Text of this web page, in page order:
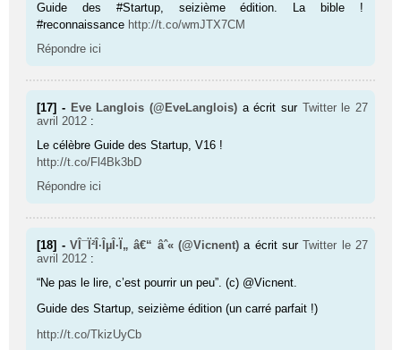
Guide des #Startup, seizième édition. La bible !
#reconnaissance http://t.co/wmJTX7CM
Répondre ici
[17] - Eve Langlois (@EveLanglois) a écrit sur Twitter le 27
avril 2012 :
Le célèbre Guide des Startup, V16 !
http://t.co/Fl4Bk3bD
Répondre ici
[18] - VÎ¯Ï²Î·ÎµÎ·Ï„ â€“ âˆ« (@Vicnent) a écrit surTwitter le 27
avril 2012 :
“Ne pas le lire, c’est pourrir un peu”. (c) @Vicnent.
Guide des Startup, seizième édition (un carré parfait !)
http://t.co/TkizUyCb